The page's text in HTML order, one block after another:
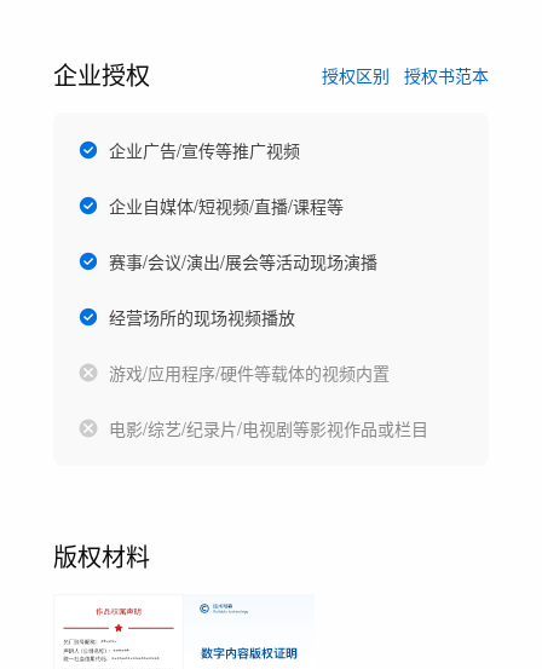
企业授权 授权区别 授权书范本
企业广告/宣传等推广视频
企业自媒体/短视频/直播/课程等
赛事/会议/演出/展会等活动现场演播
经营场所的现场视频播放
游戏/应用程序/硬件等载体的视频内置
电影/综艺/纪录片/电视剧等影视作品或栏目
版权材料